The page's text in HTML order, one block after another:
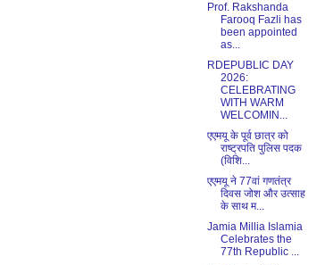
Prof. Rakshanda
Farooq Fazli has
been appointed
as...
RDEPUBLIC DAY
2026:
CELEBRATING
WITH WARM
WELCOMIN...
एएमयू के पूर्व छात्र को
राष्ट्रपति पुलिस पदक
(विशि...
एएमयू ने 77वां गणतंत्र
दिवस जोश और उत्साह
के साथ म...
Jamia Millia Islamia
Celebrates the
77th Republic ...